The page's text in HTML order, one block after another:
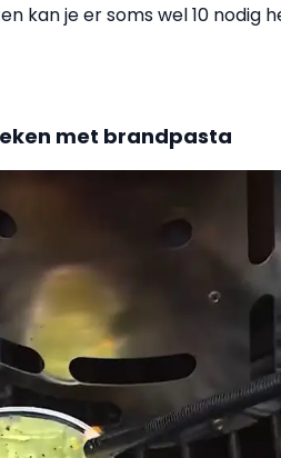
kan je er soms wel 10 nodig
met brandpasta